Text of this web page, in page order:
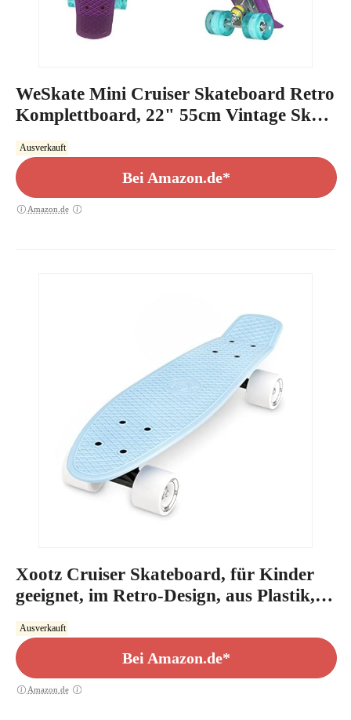
WeSkate Mini Cruiser Skateboard Retro
Komplettboard, 22" 55cm Vintage Skate
Board mit Kunststoff Deck und
blinkenden LED-rollen, Cruiser-Board
mit LED Leuchtrollen für Erwachsene
Kinder Jungen Mädchen
Ausverkauft
Bei Amazon.de*
Amazon.de
Xootz Cruiser Skateboard, für Kinder
geeignet, im Retro-Design, aus Plastik,
gebrauchsfertig Blau blau 22-Inch
Ausverkauft
Bei Amazon.de*
Amazon.de